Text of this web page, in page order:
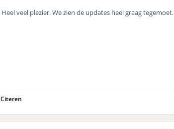
Heel veel plezier. We zien de updates heel graag tegemoet.
Citeren